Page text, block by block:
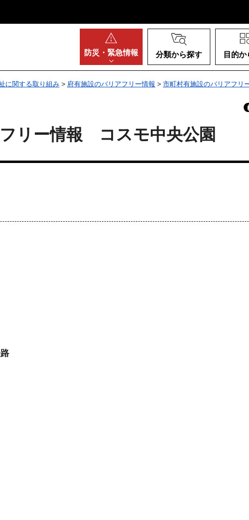
防災・ 緊急情報 分類から探す 目的
に関する取り組み > 府有施設のバリアフリー情報 > 市町村有施設のバリアフリ
リー情報 コスモ中央公園